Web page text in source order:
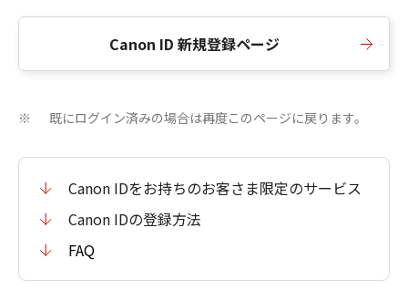
Canon ID 新規登録ページ
※ 既にログイン済みの場合は再度このページに戻ります。
Canon IDをお持ちのお客さま限定のサービス
Canon IDの登録方法
FAQ